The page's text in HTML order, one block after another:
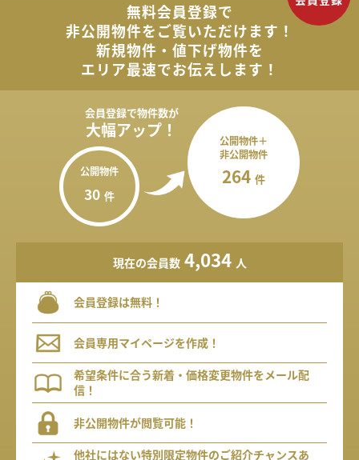
無料会員登録で
非公開物件をご覧いただけます！
新規物件・値下げ物件を
エリア最速でお伝えします！
会員登録で物件数が
大幅アップ！
公開物件
30 件
公開物件＋
非公開物件
264 件
現在の会員数 4,034 人
会員登録は無料！
会員専用マイページを作成！
希望条件に合う新着・価格変更物件をメール配
信！
非公開物件が閲覧可能！
他社にはない特別限定物件のご紹介チャンスあ